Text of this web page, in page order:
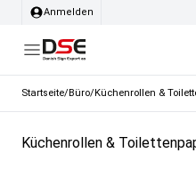
Anmelden
Startseite/Büro/Küchenrollen &
Küchenrollen &